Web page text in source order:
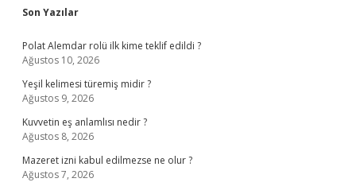
Sidebar
Son Yazılar
Polat Alemdar rolü ilk kime teklif edildi ?
Ağustos 10, 2026
Yeşil kelimesi türemiş midir ?
Ağustos 9, 2026
Kuvvetin eş anlamlısı nedir ?
Ağustos 8, 2026
Mazeret izni kabul edilmezse ne olur ?
Ağustos 7, 2026